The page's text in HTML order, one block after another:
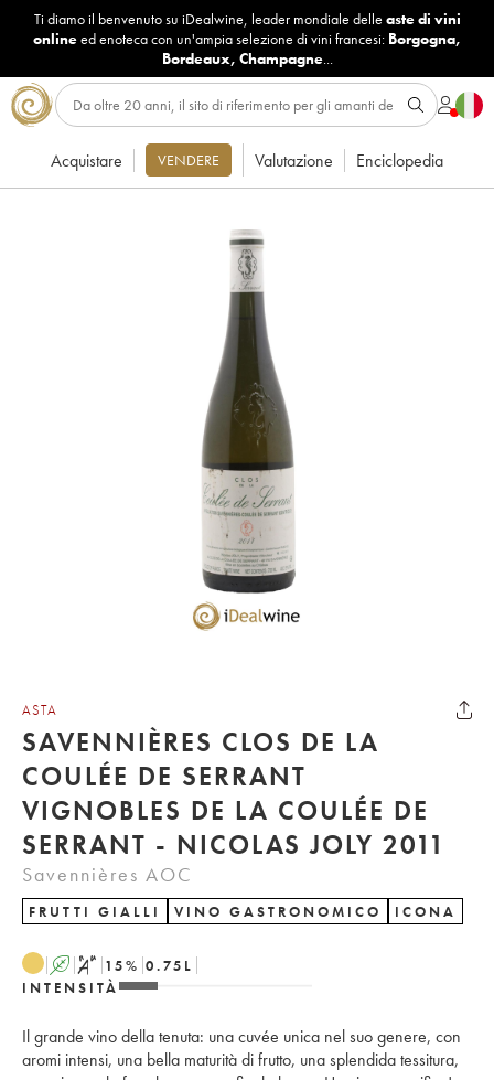
Ti diamo il benvenuto su iDealwine, leader mondiale delle aste di vini
onlineed enoteca con un'ampia selezione di vini francesi: Borgogna,
Bordeaux, Champagne...
Acquistare VENDERE Valutazione Enciclopedia
ASTA
SAVENNIÈRES CLOS DE LA
COULÉE DE SERRANT
VIGNOBLES DE LA COULÉE DE
SERRANT - NICOLAS JOLY 2011
Savennières AOC
FRUTTI GIALLI VINO GASTRONOMICO ICONA
A S 15% 0.75 L
INTENSITÀ
Il grande vino della tenuta: una cuvée unica nel suo genere, con
aromi intensi, una bella maturità di frutto, una splendida tessitura,